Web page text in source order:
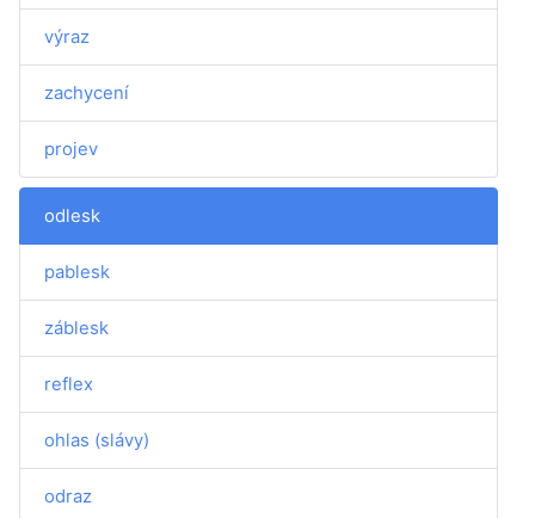
výraz
zachycení
projev
odlesk
pablesk
záblesk
reflex
ohlas (slávy)
odraz